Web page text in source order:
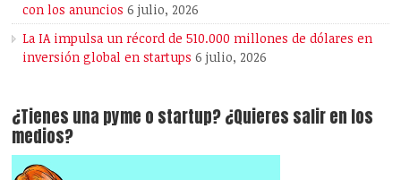
con los anuncios 6 julio, 2026
La IA impulsa un récord de 510.000 millones de dólares en
inversión global en startups 6 julio, 2026
¿Tienes una pyme o startup? ¿Quieres salir en los
medios?